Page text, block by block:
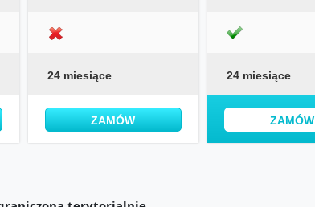
24 miesiące
ZAMÓW
24 miesiące
ZAMÓW